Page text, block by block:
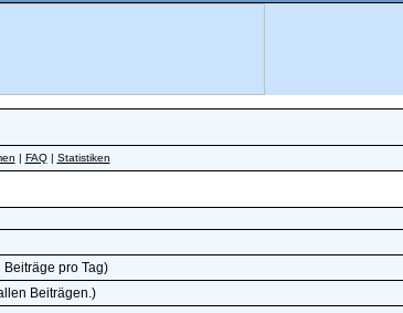
| FAQ| Statistiken
pro Tag)
Beiträgen.)